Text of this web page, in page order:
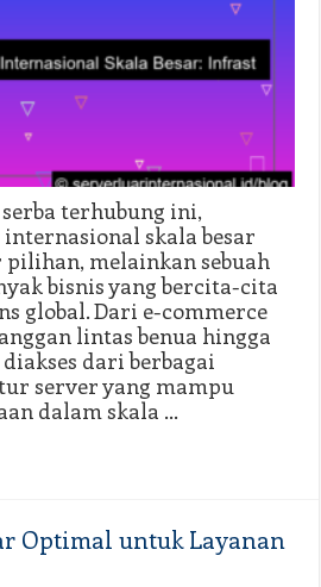
terhubung ini,
skala besar
pilihan, melainkan sebuah
bisnis yang bercita-cita
global. Dari e-commerce
lintas benua hingga
dari berbagai
server yang mampu
dalam skala …
Optimal untuk Layanan